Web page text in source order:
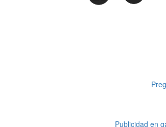
Publicidad en